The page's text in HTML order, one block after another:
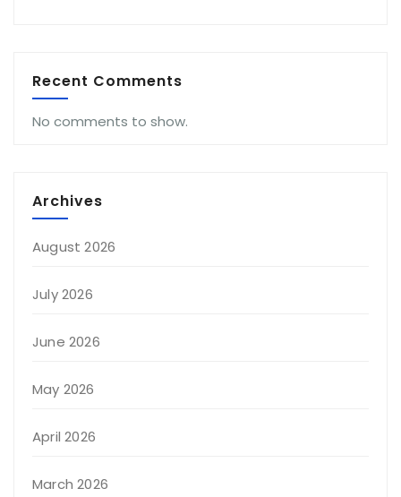
Recent Comments
No comments to show.
Archives
August 2026
July 2026
June 2026
May 2026
April 2026
March 2026